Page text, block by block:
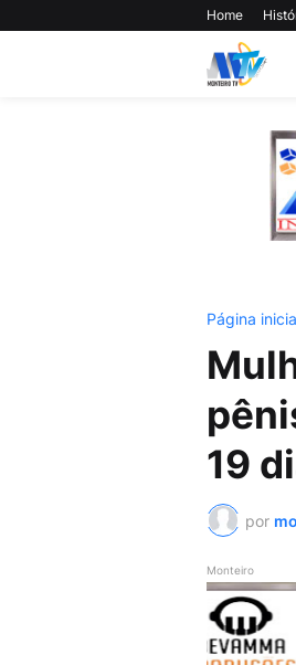
Home
Página
19
por
Monteiro